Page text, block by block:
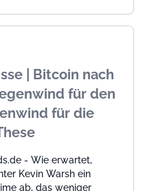
| Bitcoin nach
für den
für die
- Wie erwartet,
Kevin Warsh ein
ab, das weniger